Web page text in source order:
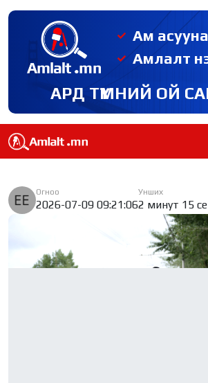
Ам асууна
Амлалт
АРД ТҮМНИЙ ОЙ
Огноо
2026-07-09 09:21:06
Унших
2 минут 15